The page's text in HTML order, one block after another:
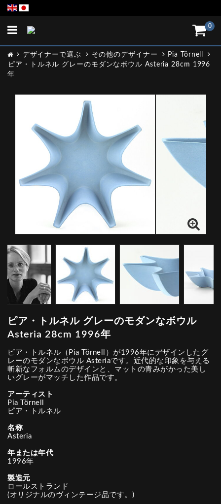
0
Toggle
デザイナーで選ぶ その他のデザイナー
Pia Törnell
ピア・トルネル グレーのモダンなボウル Asteria 28cm 1996
年
ピア・トルネル グレーのモダンなボウル
Asteria 28cm 1996年
ピア・トルネル（Pia Törnell）が1996年にデザインしたグ
レーのモダンなボウル Asteriaです。近代的な印象を与える
斬新なフォルムのデザインと、マットの青みがかった美し
いグレーがマッチした作品です。
アーティスト
Pia Törnell
ピア・トルネル
名称
Asteria
年または年代
1996年
製造元
ロールストランド
(オリジナルのヴィンテージ品です。)